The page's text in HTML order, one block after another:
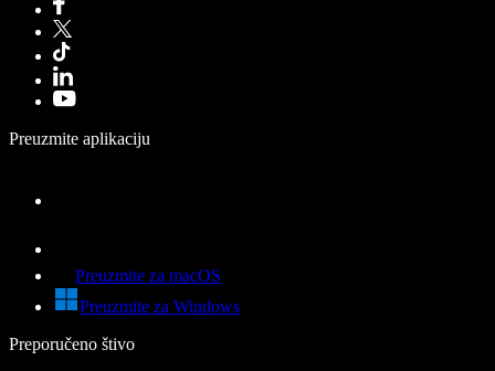
Preuzmite aplikaciju
Preuzmite za macOS
Preuzmite za Windows
Preporučeno štivo